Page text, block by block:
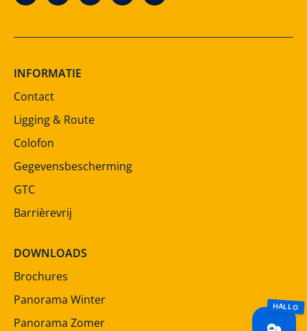
INFORMATIE
Contact
Ligging & Route
Colofon
Gegevensbescherming
GTC
Barrièrevrij
DOWNLOADS
Brochures
Panorama Winter
Panorama Zomer